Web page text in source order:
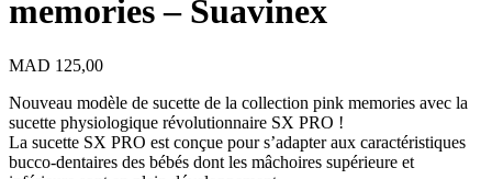
memories – Suavinex
MAD 125,00
Nouveau modèle de sucette de la collection pink memories avec la
sucette physiologique révolutionnaire SX PRO !
La sucette SX PRO est conçue pour s’adapter aux caractéristiques
bucco-dentaires des bébés dont les mâchoires supérieure et